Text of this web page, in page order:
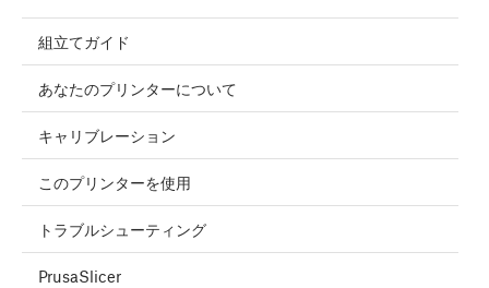
組立てガイド
あなたのプリンターについて
キャリブレーション
このプリンターを使用
トラブルシューティング
PrusaSlicer